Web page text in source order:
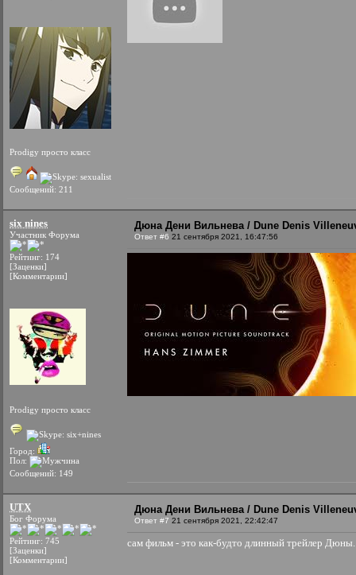
Prodigy просто класс
Сообщений: 211
six nines
Участник Форума
Рейтинг: 174
[Заценки]
[Комментарии]
Prodigy просто класс
Город:
Пол:
Сообщений: 149
Дюна Дени Вильнева / Dune Denis
Ответ #6 21 сентября 2021, 16:47:56
UTX
Бог Форума
Рейтинг: 745
[Заценки]
[Комментарии]
Дюна Дени Вильнева / Dune Denis
Ответ #7 21 сентября 2021, 22:42:47
сам фильм - это как-будто длинный трейлер Дюны.